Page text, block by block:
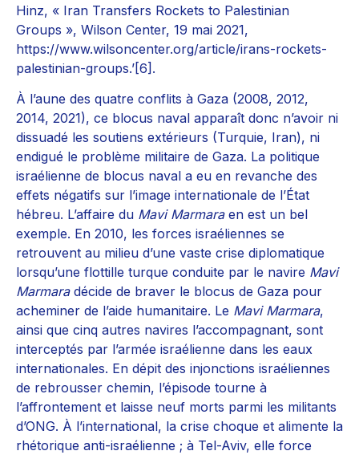
Hinz, « Iran Transfers Rockets to Palestinian
Groups », Wilson Center, 19 mai 2021,
https://www.wilsoncenter.org/article/irans-rockets-
palestinian-groups.’[6].
À l’aune des quatre conflits à Gaza (2008, 2012,
2014, 2021), ce blocus naval apparaît donc n’avoir ni
dissuadé les soutiens extérieurs (Turquie, Iran), ni
endigué le problème militaire de Gaza. La politique
israélienne de blocus naval a eu en revanche des
effets négatifs sur l’image internationale de l’État
hébreu. L’affaire du Mavi Marmaraen est un bel
exemple. En 2010, les forces israéliennes se
retrouvent au milieu d’une vaste crise diplomatique
lorsqu’une flottille turque conduite par le navire Mavi
Marmaradécide de braver le blocus de Gaza pour
acheminer de l’aide humanitaire. Le Mavi Marmara,
ainsi que cinq autres navires l’accompagnant, sont
interceptés par l’armée israélienne dans les eaux
internationales. En dépit des injonctions israéliennes
de rebrousser chemin, l’épisode tourne à
l’affrontement et laisse neuf morts parmi les militants
d’ONG. À l’international, la crise choque et alimente la
rhétorique anti-israélienne ; à Tel-Aviv, elle force